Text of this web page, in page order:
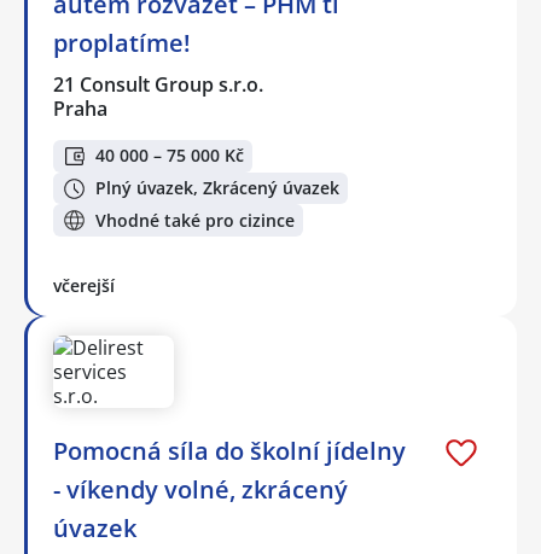
proplatíme!
21 Consult Group s.r.o.
Praha
40 000 – 75 000 Kč
Plný úvazek, Zkrácený úvazek
Vhodné také pro cizince
včerejší
Pomocná síla do školní jídelny
- víkendy volné, zkrácený
úvazek